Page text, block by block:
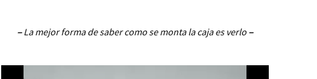
–La mejor forma de saber como se monta la caja es verlo –